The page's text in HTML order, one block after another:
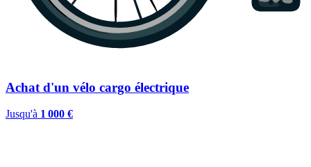
Achat d'un vélo cargo électrique
Jusqu'à 1 000 €